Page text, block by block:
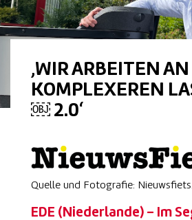
‚WIR ARBEITEN
KOMPLEXEREN
￼ 2.0‘
Quelle und Fotografie:
EDE (Niederlande) – Im